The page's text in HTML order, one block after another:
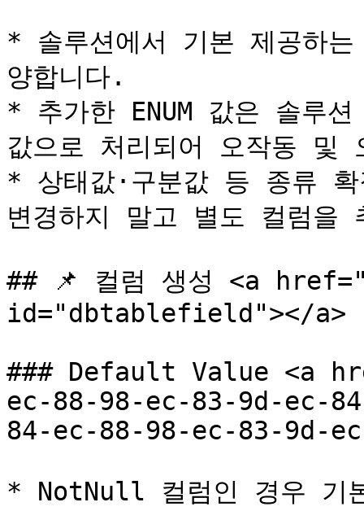
* 솔루션에서 기본 제공하
양합니다.
* 추가한 ENUM 값은 솔루
값으로 처리되어 오작동 및
* 상태값·구분값 등 종류
변경하지 말고 별도 컬럼을
## 📌 컬럼 생성 <a
id="dbtablefield"></a>
### Default Value <a
ec-88-98-ec-83-9d-ec-
84-ec-88-98-ec-83-9d-
* NotNull 컬럼인 경우 기